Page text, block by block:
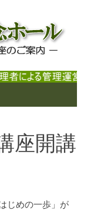
ホール
座開講
じめの一歩」が